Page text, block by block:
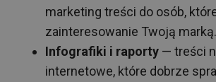
marketing treści do osób,
zainteresowanie Twoją marką.
Infografiki i raporty — treści
internetowe, które dobrze